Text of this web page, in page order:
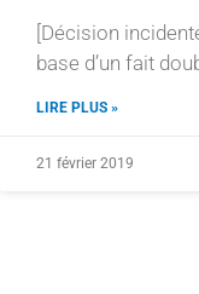
[Décision
base d’un fait
LIRE PLUS »
21 février 2019